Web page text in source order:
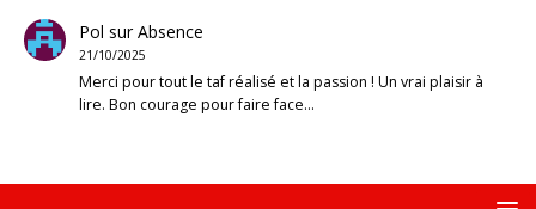
Pol surAbsence
21/10/2025
Merci pour tout le taf réalisé et la passion ! Un vrai plaisir à
lire. Bon courage pour faire face…